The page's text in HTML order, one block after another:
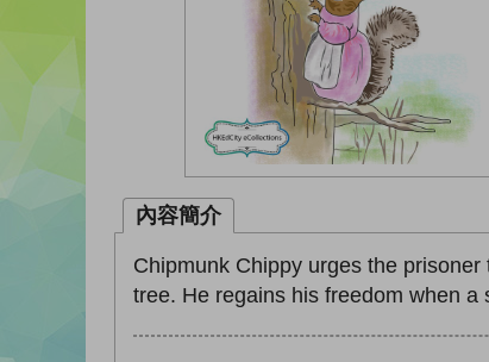
內容簡介
Chipmunk Chippy urges the
tree. He regains his freedom when a